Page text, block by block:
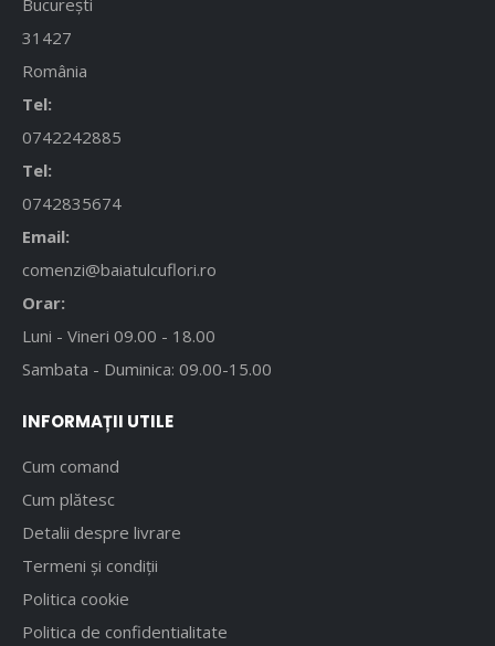
București
31427
România
Tel:
0742242885
Tel:
0742835674
Email:
comenzi@baiatulcuflori.ro
Orar:
Luni - Vineri 09.00 - 18.00
Sambata - Duminica: 09.00-15.00
INFORMAȚII UTILE
Cum comand
Cum plătesc
Detalii despre livrare
Termeni și condiții
Politica cookie
Politica de confidentialitate